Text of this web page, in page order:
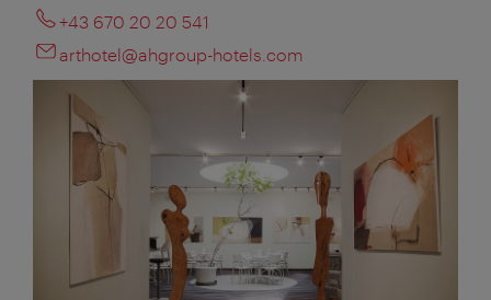
+43 670 20 20 541
arthotel@ahgroup-hotels.com